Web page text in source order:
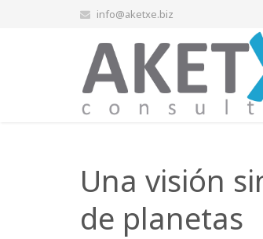
info@aketxe.biz
Una visión
de planetas